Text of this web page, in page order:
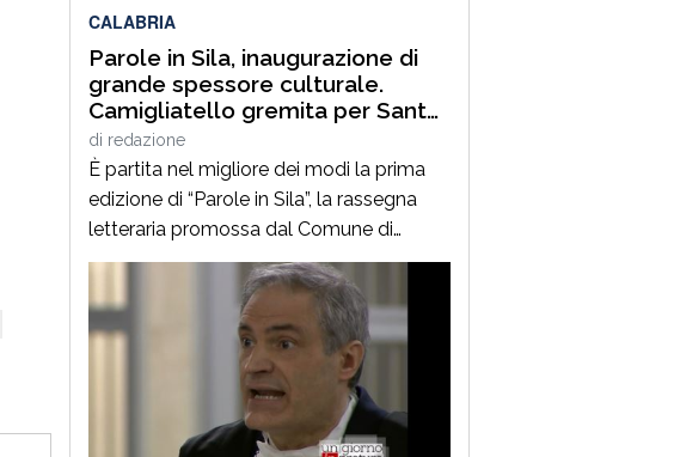
CALABRIA
Parole in Sila, inaugurazione di
grande spessore culturale.
Camigliatello gremita per Santo
Gioffrè e il Procuratore Aggiunto
Stefano Musolino
di redazione
È partita nel migliore dei modi la prima
edizione di “Parole in Sila”, la rassegna
letteraria promossa dal Comune di
Spezzano della Sila e diretta dal
giornalista Pasquale Motta, che fino al 19
agosto porterà a Camigliatello Silano
alcuni tra i più autorevoli protagonisti del
panorama culturale e istituzionale
italiano. Nella splendida cornice di Piazza